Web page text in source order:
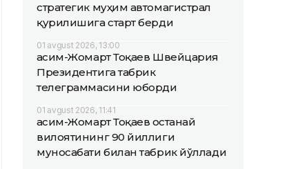
стратегик муҳим автомагистрал
қурилишига старт берди
01 avgust 2026, 13:00
Қасим-Жомарт Тоқаев Швейцария
Президентига табрик
телеграммасини юборди
01 avgust 2026, 11:41
Қасим-Жомарт Тоқаев Қостанай
вилоятининг 90 йиллиги
муносабати билан табрик йўллади